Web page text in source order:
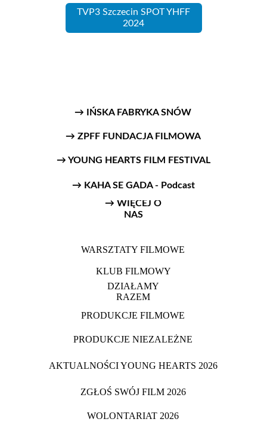
TVP3 Szczecin SPOT YHFF
2024
→ IŃSKA FABRYKA SNÓW
→ ZPFF FUNDACJA FILMOWA
→ YOUNG HEARTS FILM FESTIVAL
→ WIĘCEJ O
NAS
WARSZTATY FILMOWE
KLUB FILMOWY
DZIAŁAMY
RAZEM
PRODUKCJE FILMOWE
PRODUKCJE NIEZALEŻNE
AKTUALNOŚCI YOUNG HEARTS 2026
WOLONTARIAT 2026
ZGŁOŚ SWÓJ FILM 2026
→ KAHA SE GADA - Podcast